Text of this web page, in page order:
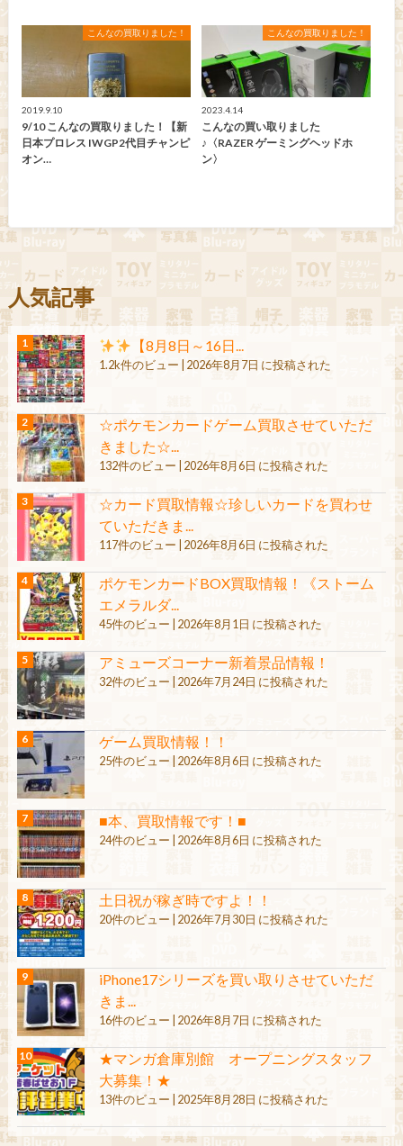
こんなの買取りました！
2019.9.10
9/10 こんなの買取りました！【新
日本プロレス IWGP2代目チャンピ
オン…
こんなの買取りました！
2023.4.14
こんなの買い取りました
♪〈RAZER ゲーミングヘッドホ
ン〉
人気記事
【8月8日～16日...
1.2k件のビュー 2026年8月7日 に投稿された
☆ポケモンカードゲーム買取させていただ
きました☆...
132件のビュー 2026年8月6日 に投稿された
☆カード買取情報☆珍しいカードを買わせ
ていただきま...
117件のビュー 2026年8月6日 に投稿された
ポケモンカードBOX買取情報！《ストーム
エメラルダ...
45件のビュー 2026年8月1日 に投稿された
アミューズコーナー新着景品情報！
32件のビュー 2026年7月24日 に投稿された
ゲーム買取情報！！
25件のビュー 2026年8月6日 に投稿された
■本、買取情報です！■
24件のビュー 2026年8月6日 に投稿された
土日祝が稼ぎ時ですよ！！
20件のビュー 2026年7月30日 に投稿された
iPhone17シリーズを買い取りさせていただ
きま...
16件のビュー 2026年8月7日 に投稿された
★マンガ倉庫別館 オープニングスタッフ
大募集！★
13件のビュー 2025年8月28日 に投稿された